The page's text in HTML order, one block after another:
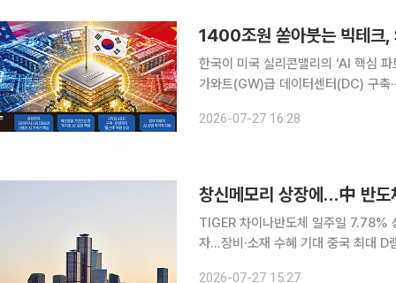
한국이 미국 실리콘밸리의 ‘AI 핵심
가와트(GW)급 데이터센터(DC) 구축
2026-07-27 16:28
창신메모리 상장에…中 반도
TIGER 차이나반도체 일주일 7.78%
자…장비·소재 수혜 기대 중국 최대 D램 업체 창신메모리테크놀로지(CXMT)의 증시 입성을 계기로
2026-07-27 15:27